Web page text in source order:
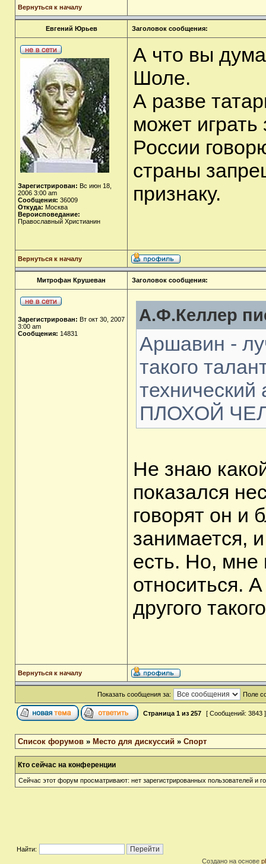
Вернуться к началу
Евгений Юрьев Заголовок сообщения:
Зарегистрирован: Вс июн 18,
2006 3:00 am
Сообщения: 36009
Откуда: Москва
Вероисповедание:
Православный Христианин
А что вы
Шоле.
А разве
может
России
страны
признаку.
Вернуться к началу
Митрофан Крушеван Заголовок сообщения:
Зарегистрирован: Вт окт 30, 2007
3:00 am
Сообщения: 14831
А.Ф.Келлер
Аршавин -
такого
технический
ПЛОХОЙ
Не знаю
показался
говорят он и
занимается,
есть. Но, мне
относиться.
другого
Вернуться к началу
Показать сообщения за: Поле
Страница 1 из 257 [ Сообщений: 3843
Список форумов » Место для дискуссий » Спорт
Кто сейчас на конференции
Сейчас этот форум просматривают: нет зарегистрированных пользователей и
Найти:
Создано на основе